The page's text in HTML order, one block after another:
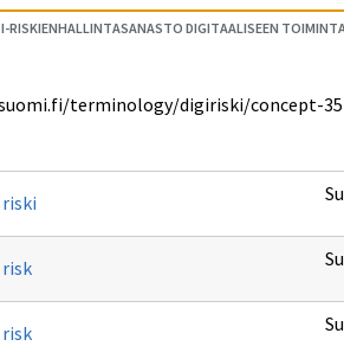
RISKIENHALLINTASANASTO DIGITAALISEEN
terminology/digiriski/concept-35
riski
risk
risk